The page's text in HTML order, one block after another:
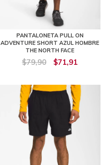
PANTALONETA PULL ON
ADVENTURE SHORT AZUL HOMBRE
THE NORTH FACE
$79,90 $71,91